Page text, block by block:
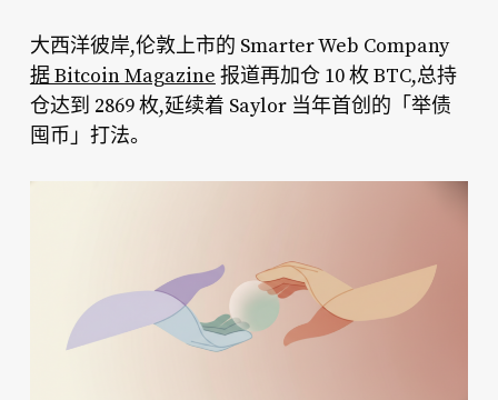
大西洋彼岸,伦敦上市的 Smarter Web Company
据 Bitcoin Magazine 报道再加仓 10 枚 BTC,总持
仓达到 2869 枚,延续着 Saylor 当年首创的「举债
囤币」打法。